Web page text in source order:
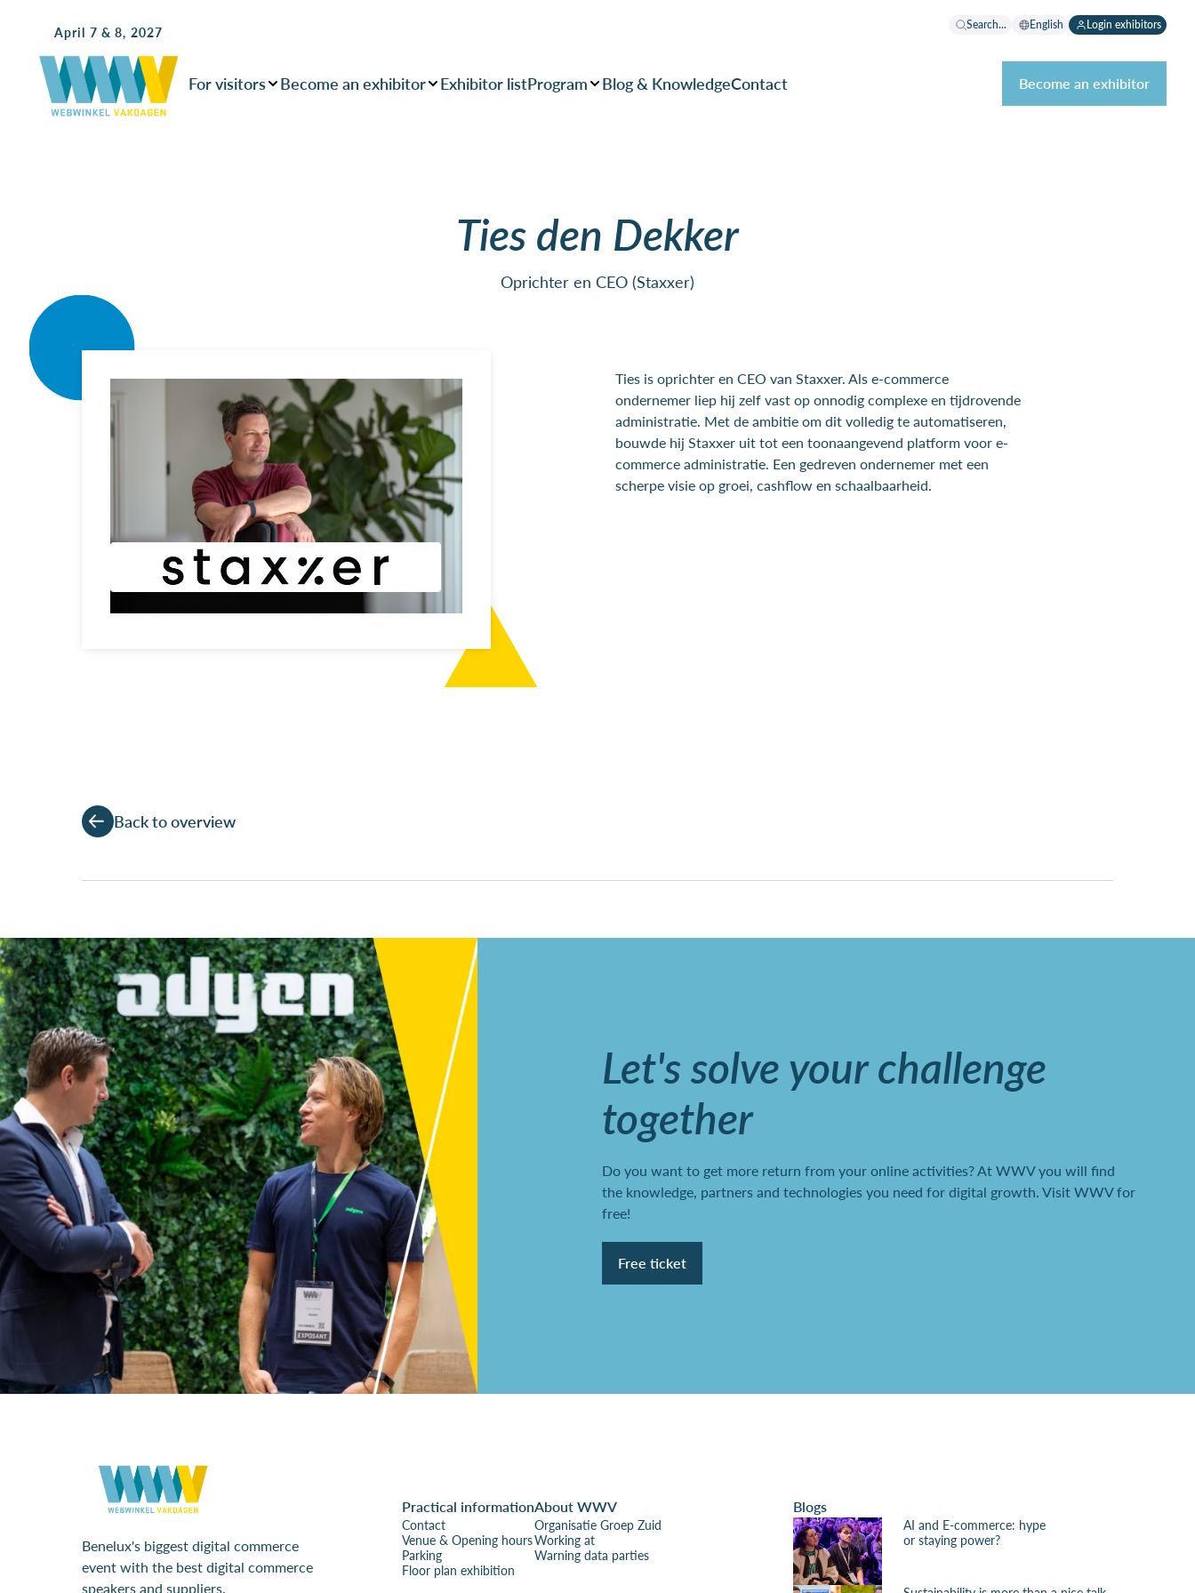
Search... English Login exhibitors
April 7 & 8, 2027
For visitors Become an exhibitor Exhibitor listProgram Blog & KnowledgeContact Become an exhibitor
Ties den Dekker
Oprichter en CEO (Staxxer)
Ties is oprichter en CEO van Staxxer. Als e-commerce
ondernemer liep hij zelf vast op onnodig complexe en tijdrovende
administratie. Met de ambitie om dit volledig te automatiseren,
bouwde hij Staxxer uit tot een toonaangevend platform voor e-
commerce administratie. Een gedreven ondernemer met een
scherpe visie op groei, cashflow en schaalbaarheid.
Back to overview
Let's solve your challenge
together
Do you want to get more return from your online activities? At WWV you will find
the knowledge, partners and technologies you need for digital growth. Visit WWV for
free!
Free ticket
Benelux's biggest digital commerce
event with the best digital commerce
speakers and suppliers.
Practical information
Contact
Venue & Opening hours
Parking
Floor plan exhibition
About WWV
Organisatie Groep Zuid
Working at
Warning data parties
Blogs
AI and E-commerce: hype
or staying power?